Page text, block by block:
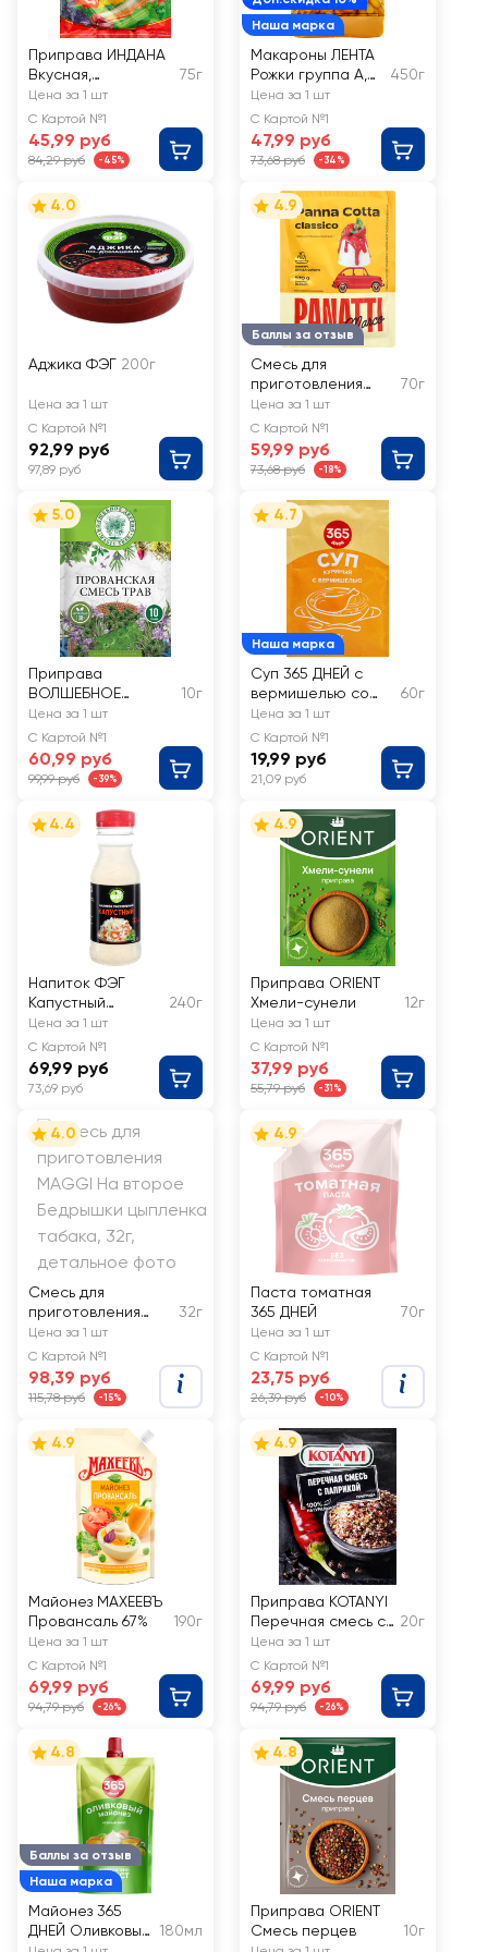
Приправа ИНДАНА
Вкусная,
универсальная
75г
Цена за 1 шт
С Картой №1
45,99 руб
84,29 руб -45%
Наша марка
Макароны ЛЕНТА
Рожки группа А,
высший сорт
450г
Цена за 1 шт
С Картой №1
47,99 руб
73,68 руб -34%
4.0
Аджика ФЭГ 200г
Цена за 1 шт
С Картой №1
92,99 руб
97,89 руб
Баллы за отзыв
4.9
Смесь для
приготовления
MARCO PANATTI
Панна Котта
классическая
70г
Цена за 1 шт
С Картой №1
59,99 руб
73,68 руб -18%
5.0
Приправа
ВОЛШЕБНОЕ
ДЕРЕВО
Прованская смесь
трав
10г
Цена за 1 шт
С Картой №1
60,99 руб
99,99 руб -39%
Наша марка
4.7
Суп 365 ДНЕЙ с
вермишелью со
вкусом курицы
60г
Цена за 1 шт
С Картой №1
19,99 руб
21,09 руб
4.4
Напиток ФЭГ
Капустный
рассол
240г
Цена за 1 шт
С Картой №1
69,99 руб
73,69 руб
4.9
Приправа ORIENT
Хмели-сунели
12г
Цена за 1 шт
С Картой №1
37,99 руб
55,79 руб -31%
4.0
Смесь для
приготовления
MAGGI На второе
Бедрышки цыпленк
а табака
32г
Цена за 1 шт
С Картой №1
98,39 руб
115,78 руб -15%
4.9
Паста томатная
365 ДНЕЙ
70г
Цена за 1 шт
С Картой №1
23,75 руб
26,39 руб -10%
4.9
Майонез МАХЕЕВЪ
Провансаль 67%
190г
Цена за 1 шт
С Картой №1
69,99 руб
94,79 руб -26%
4.9
Приправа KOTANYI
Перечная смесь с
паприкой
20г
Цена за 1 шт
С Картой №1
69,99 руб
94,79 руб -26%
Баллы за отзыв
Наша марка
4.8
Майонез 365
ДНЕЙ Оливковый
180мл
4.8
Приправа ORIENT
Смесь перцев
10г